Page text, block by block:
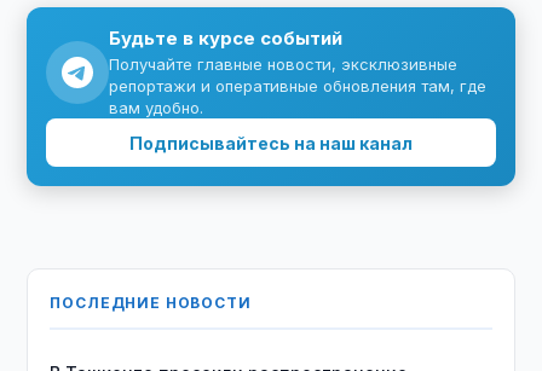
Будьте в курсе событий
Получайте главные новости, эксклюзивные
репортажи и оперативные обновления там, где
вам удобно.
Подписывайтесь на наш канал
ПОСЛЕДНИЕ НОВОСТИ